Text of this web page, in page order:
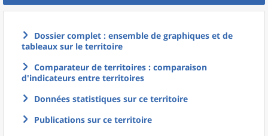
Dossier complet : ensemble de graphiques et de
tableaux sur le territoire
Comparateur de territoires : comparaison
d'indicateurs entre territoires
Données statistiques sur ce territoire
Publications sur ce territoire